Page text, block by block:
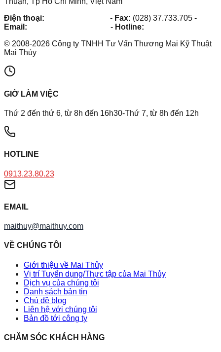
Điện thoại:
- Fax: (028) 37.733.705 -
Email:
- Hotline:
© 2008-2026 Công ty TNHH Tư Vấn Thương Mai Kỹ Thuật
Mai Thủy
GIỜ LÀM VIỆC
Thứ 2 đến thứ 6, từ 8h đến 16h30-Thứ 7, từ 8h đến 12h
HOTLINE
0913.23.80.23
EMAIL
maithuy@maithuy.com
VỀ CHÚNG TÔI
Giới thiệu về Mai Thủy
Vị trí Tuyển dụng/Thực tập của Mai Thủy
Dịch vụ của chúng tôi
Danh sách bản tin
Chủ đề blog
Liên hệ với chúng tôi
Bản đồ tới công ty
CHĂM SÓC KHÁCH HÀNG